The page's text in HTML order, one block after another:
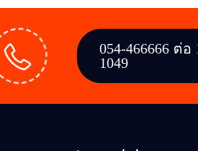
054-466666 ต่อ
1049